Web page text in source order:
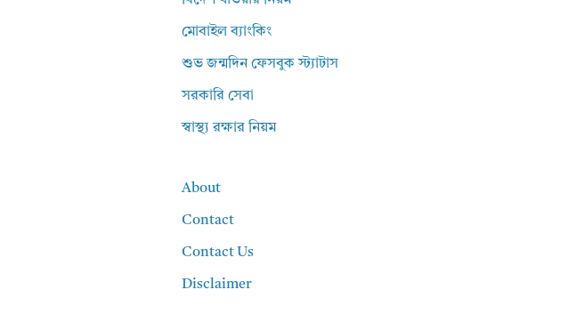
মোবাইল ব্যাংকিং
শুভ জন্মদিন ফেসবুক স্ট্যাটাস
সরকারি সেবা
স্বাস্থ্য রক্ষার নিয়ম
About
Contact
Contact Us
Disclaimer